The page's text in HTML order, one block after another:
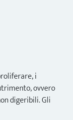
i
ovvero
digeribili. Gli